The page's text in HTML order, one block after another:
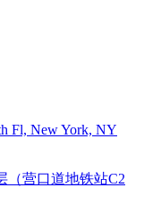
Fl, New York, NY
（营口道地铁站C2